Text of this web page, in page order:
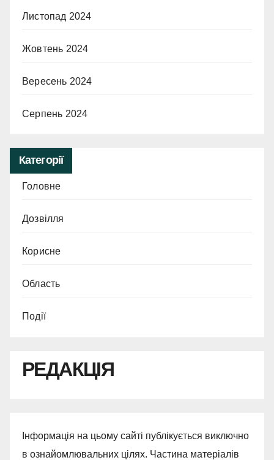
Листопад 2024
Жовтень 2024
Вересень 2024
Серпень 2024
Категорії
Головне
Дозвілля
Корисне
Область
Події
РЕДАКЦІЯ
Інформація на цьому сайті публікується виключно
в ознайомлювальних цілях. Частина матеріалів